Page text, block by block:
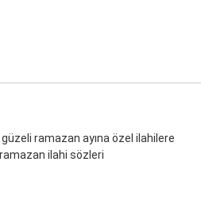
ramazan ayına özel ilahilere
ilahi sözleri